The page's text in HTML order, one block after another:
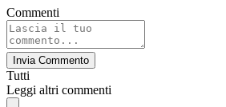
Commenti
Invia Commento
Tutti
Leggi altri commenti